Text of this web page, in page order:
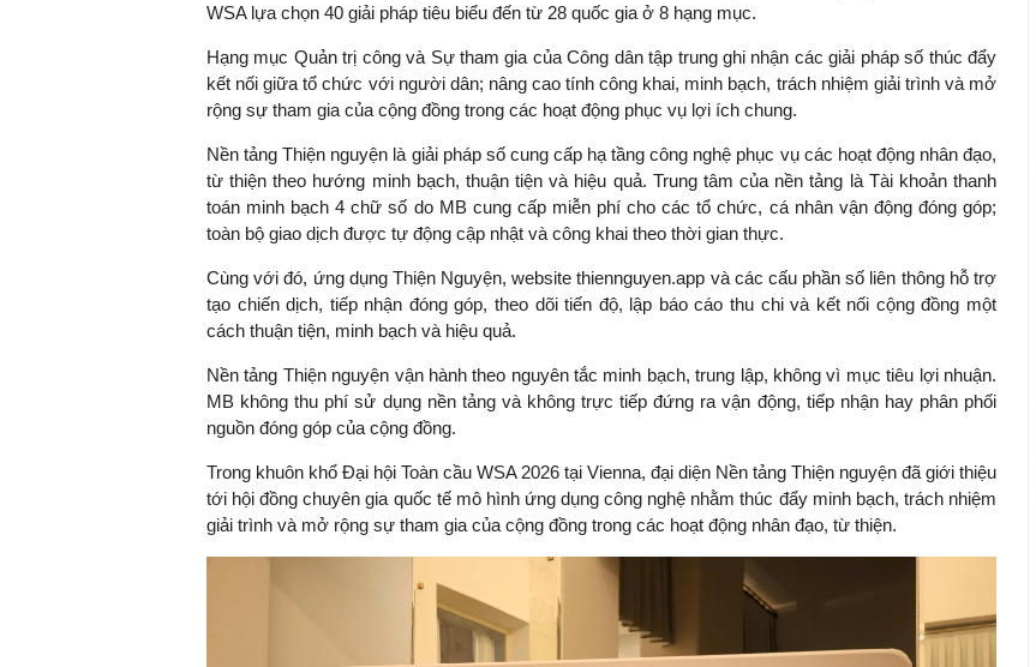
WSA lựa chọn 40 giải pháp tiêu biểu đến từ 28 quốc gia ở 8 hạng mục.
Hạng mục Quản trị công và Sự tham gia của Công dân tập trung ghi nhận các giải pháp số thúc đẩy
kết nối giữa tổ chức với người dân; nâng cao tính công khai, minh bạch, trách nhiệm giải trình và mở
rộng sự tham gia của cộng đồng trong các hoạt động phục vụ lợi ích chung.
Nền tảng Thiện nguyện là giải pháp số cung cấp hạ tầng công nghệ phục vụ các hoạt động nhân đạo,
từ thiện theo hướng minh bạch, thuận tiện và hiệu quả. Trung tâm của nền tảng là Tài khoản thanh
toán minh bạch 4 chữ số do MB cung cấp miễn phí cho các tổ chức, cá nhân vận động đóng góp;
toàn bộ giao dịch được tự động cập nhật và công khai theo thời gian thực.
Cùng với đó, ứng dụng Thiện Nguyện, website thiennguyen.app và các cấu phần số liên thông hỗ trợ
tạo chiến dịch, tiếp nhận đóng góp, theo dõi tiến độ, lập báo cáo thu chi và kết nối cộng đồng một
cách thuận tiện, minh bạch và hiệu quả.
Nền tảng Thiện nguyện vận hành theo nguyên tắc minh bạch, trung lập, không vì mục tiêu lợi nhuận.
MB không thu phí sử dụng nền tảng và không trực tiếp đứng ra vận động, tiếp nhận hay phân phối
nguồn đóng góp của cộng đồng.
Trong khuôn khổ Đại hội Toàn cầu WSA 2026 tại Vienna, đại diện Nền tảng Thiện nguyện đã giới thiệu
tới hội đồng chuyên gia quốc tế mô hình ứng dụng công nghệ nhằm thúc đẩy minh bạch, trách nhiệm
giải trình và mở rộng sự tham gia của cộng đồng trong các hoạt động nhân đạo, từ thiện.
TS. Nguyễn Đức Độ - Phó Viện trưởng
Viện Kinh tế Tài chính
"Có rất nhiều việc phải làm
ngay từ bây giờ và trên thực tế
đầu tư cho khoa học công
nghệ; ban hành các cơ chế
khuyến khích đổi mới sáng tạo,
khởi nghiệp..."
Việc sử dụng hiệu quả chính
sách tài khóa không chỉ mang ý
đóng vai trò tạo nền tảng cho
tăng trưởng bền vững dài hạn.